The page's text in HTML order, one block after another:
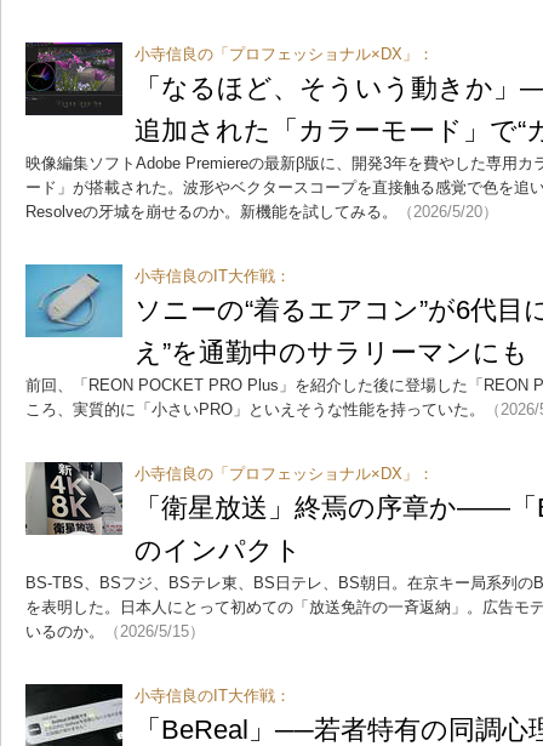
小寺信良の「プロフェッショナル×DX」：
「なるほど、そういう動きか
追加された「カラーモード」で“
映像編集ソフトAdobe Premiereの最新β版に、開発3年を費やした専用カ
ード」が搭載された。波形やベクタースコープを直接触る感覚で色を追
Resolveの牙城を崩せるのか。新機能を試してみる。
（2026/5/20）
小寺信良のIT大作戦：
ソニーの“着るエアコン”が6代
え”を通勤中のサラリーマンにも
前回、「REON POCKET PRO Plus」を紹介した後に登場した「REON
ころ、実質的に「小さいPRO」といえそうな性能を持っていた。
（
小寺信良の「プロフェッショナル×DX」：
「衛星放送」終焉の序章か――
のインパクト
BS-TBS、BSフジ、BSテレ東、BS日テレ、BS朝日。在京キー局系列の
を表明した。日本人にとって初めての「放送免許の一斉返納」。広告モ
いるのか。
（2026/5/15）
小寺信良のIT大作戦：
「BeReal」──若者特有の同調